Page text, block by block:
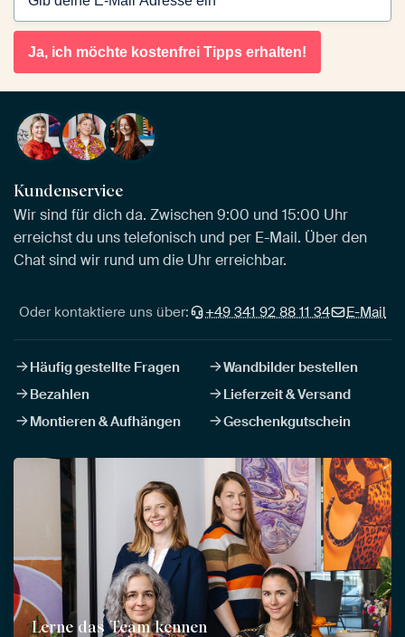
Ja, ich möchte kostenfrei Tipps erhalten!
Kundenservice
Wir sind für dich da. Zwischen 9:00 und 15:00 Uhr
erreichst du uns telefonisch und per E-Mail. Über den
Chat sind wir rund um die Uhr erreichbar.
Oder kontaktiere uns über: +49 341 92 88 11 34 E-Mail
Häufig gestellte Fragen
Wandbilder bestellen
Bezahlen
Lieferzeit & Versand
Montieren & Aufhängen
Geschenkgutschein
Lerne das Team kennen